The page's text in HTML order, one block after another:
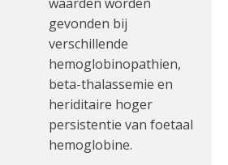
gevonden bij
verschillende
hemoglobinopathien,
beta-thalassemie en
heriditaire hoger
persistentie van foetaal
hemoglobine.